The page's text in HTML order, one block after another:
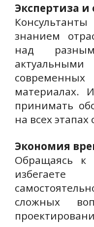
Экспертиза и
знанием
над
материалах.
принимать
на всех этапах
Экономия
Обращаясь к
сложных